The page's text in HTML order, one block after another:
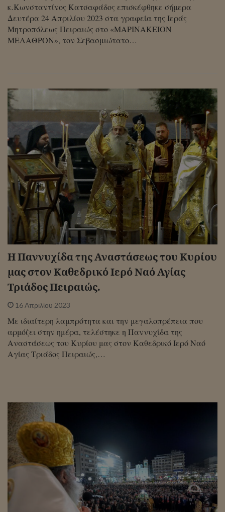
κ.Κωνσταντίνος Κατσαφάδος επισκέφθηκε σήμερα
Δευτέρα 24 Απριλίου 2023 στα γραφεία της Ιεράς
Μητροπόλεως Πειραιώς στο «ΜΑΡΙΝΑΚΕΙΟΝ
ΜΕΛΑΘΡΟΝ», τον Σεβασμιώτατο…
Η Παννυχίδα της Αναστάσεως του Κυρίου
μας στον Καθεδρικό Ιερό Ναό Αγίας
Τριάδος Πειραιώς.
16 Απριλίου 2023
Με ιδιαίτερη λαμπρότητα και την μεγαλοπρέπεια που
αρμόζει στην ημέρα, τελέστηκε η Παννυχίδα της
Αναστάσεως του Κυρίου μας στον Καθεδρικό Ιερό Ναό
Αγίας Τριάδος Πειραιώς,…